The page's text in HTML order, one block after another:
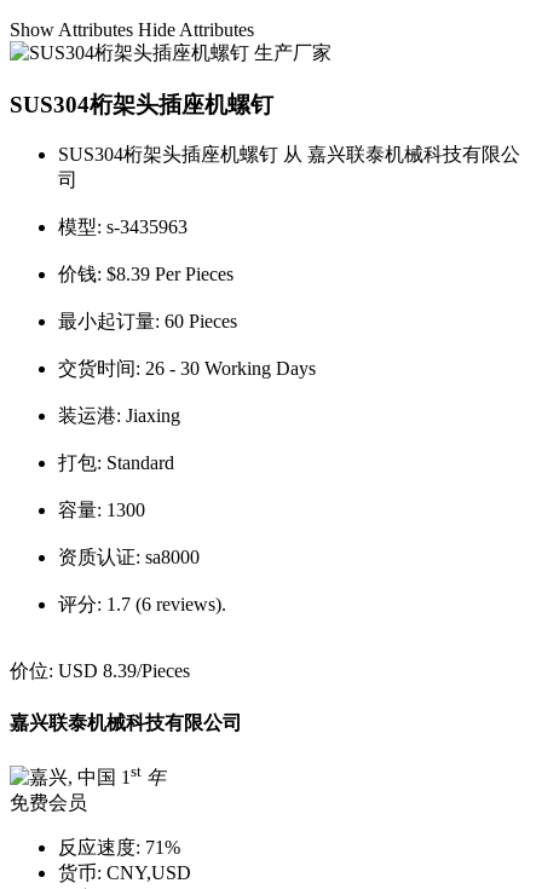
Show Attributes Hide Attributes
SUS304桁架头插座机螺钉
SUS304桁架头插座机螺钉 从 嘉兴联泰机械科技有限公
司
模型: s-3435963
价钱: $8.39 Per Pieces
最小起订量: 60 Pieces
交货时间: 26 - 30 Working Days
装运港: Jiaxing
打包: Standard
容量: 1300
资质认证: sa8000
评分: 1.7 (6 reviews).
价位: USD 8.39/Pieces
嘉兴联泰机械科技有限公司
1 st 年
免费会员
反应速度: 71%
货币: CNY,USD